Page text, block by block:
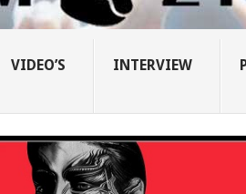
VIDEO’S INTERVIEW